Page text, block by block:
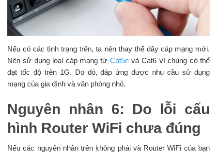
Nếu có các tình trạng trên, ta nên thay thế dây cáp mạng mới.
Nên sử dụng loại cáp mạng từ Cat5evà Cat6 vì chúng có thể
đạt tốc độ trên 1G. Do đó, đáp ứng được nhu cầu sử dụng
mạng của gia đình và văn phòng nhỏ.
Nguyên nhân 6: Do lỗi cấu
hình Router WiFi chưa đúng
Nếu các nguyên nhân trên không phải và Router WiFi của bạn